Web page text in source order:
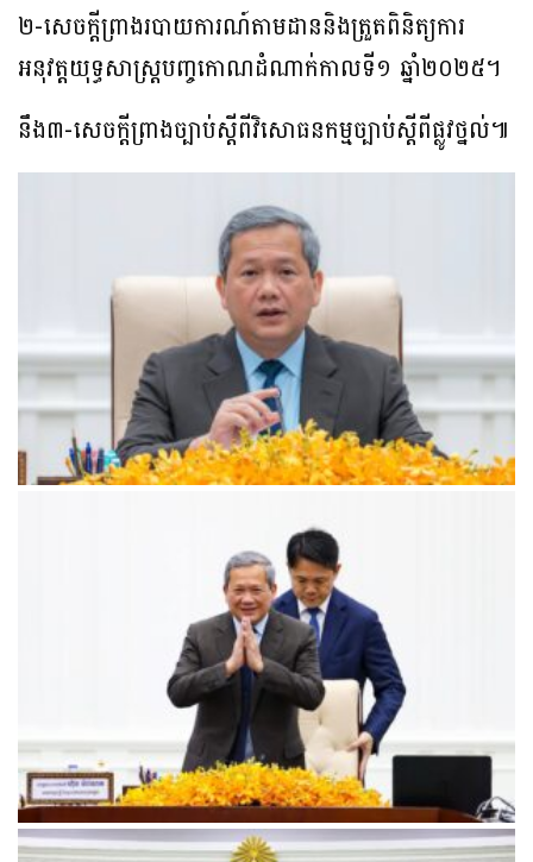
២-សេចក្តីព្រាងរបាយការណ៍តាមដាននិងត្រួតពិនិត្យការ
អនុវត្តយុទ្ធសាស្ត្របញ្ចកោណដំណាក់កាលទី១ ឆ្នាំ២០២៥។
នឹង៣-សេចក្តីព្រាងច្បាប់ស្តីពីវិសោធនកម្មច្បាប់ស្តីពីផ្លូវថ្នល់៕